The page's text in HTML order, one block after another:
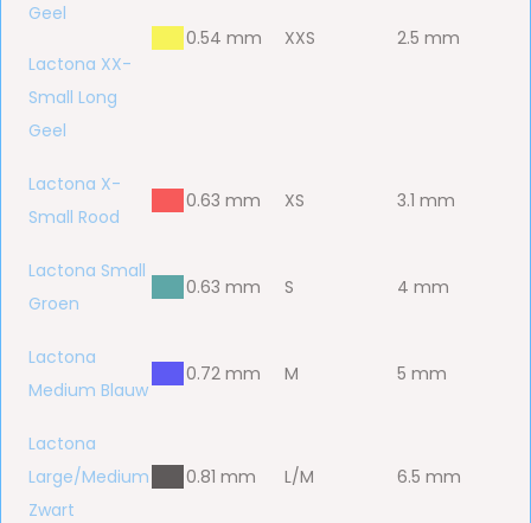
Geel
Lactona XX-
Small Long
Geel
0.54 mm XXS 2.5 mm
Lactona X-
Small Rood
0.63 mm XS 3.1 mm
Lactona Small
Groen
0.63 mm S 4 mm
Lactona
Medium Blauw
0.72 mm M 5 mm
Lactona
Large/Medium
Zwart
0.81 mm L/M 6.5 mm